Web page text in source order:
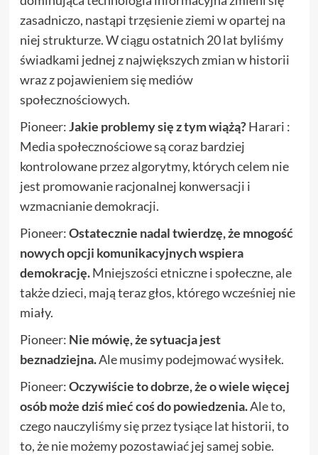
zasadniczo, nastąpi trzęsienie ziemi w opartej na
niej strukturze. W ciągu ostatnich 20 lat byliśmy
świadkami jednej z największych zmian w historii
wraz z pojawieniem się mediów
społecznościowych.
Pioneer:Jakie problemy się z tym wiążą?Harari :
Media społecznościowe są coraz bardziej
kontrolowane przez algorytmy, których celem nie
jest promowanie racjonalnej konwersacji i
wzmacnianie demokracji.
Pioneer:Ostatecznie nadal twierdzę, że mnogość
nowych opcji komunikacyjnych wspiera
demokrację.Mniejszości etniczne i społeczne, ale
także dzieci, mają teraz głos, którego wcześniej nie
miały.
Pioneer: Nie mówię, że sytuacja jest
beznadziejna.Ale musimy podejmować wysiłek.
Pioneer:Oczywiście to dobrze, że o wiele więcej
osób może dziś mieć coś do powiedzenia.Ale to,
czego nauczyliśmy się przez tysiące lat historii, to
to, że nie możemy pozostawiać jej samej sobie.